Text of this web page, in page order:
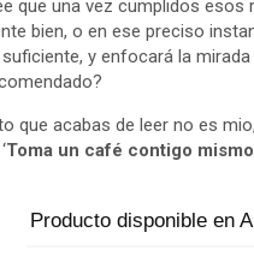
que una vez cumplidos esos
bien, o en ese preciso
y enfocará la
que acabas de leer no es
Toma un café contigo mismo
Producto disponible en